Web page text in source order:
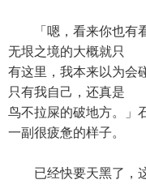
「嗯，看来你也有看
无垠之境的大概就只
有这里，我本来以为会
只有我自己，还真是
鸟不拉屎的破地方。」
一副很疲惫的样子。
已经快要天黑了，这